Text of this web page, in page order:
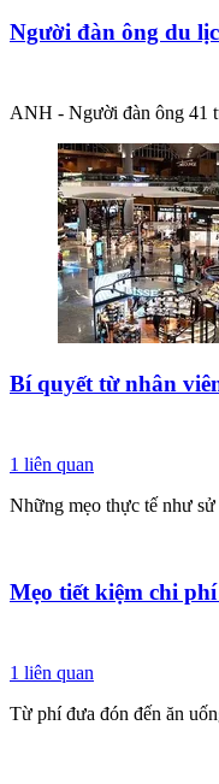
Người đàn ông du
ANH - Người đàn ông 41
Bí quyết từ nhân
1 liên quan
Những mẹo thực tế như
Mẹo tiết kiệm chi
1 liên quan
Từ phí đưa đón đến ăn